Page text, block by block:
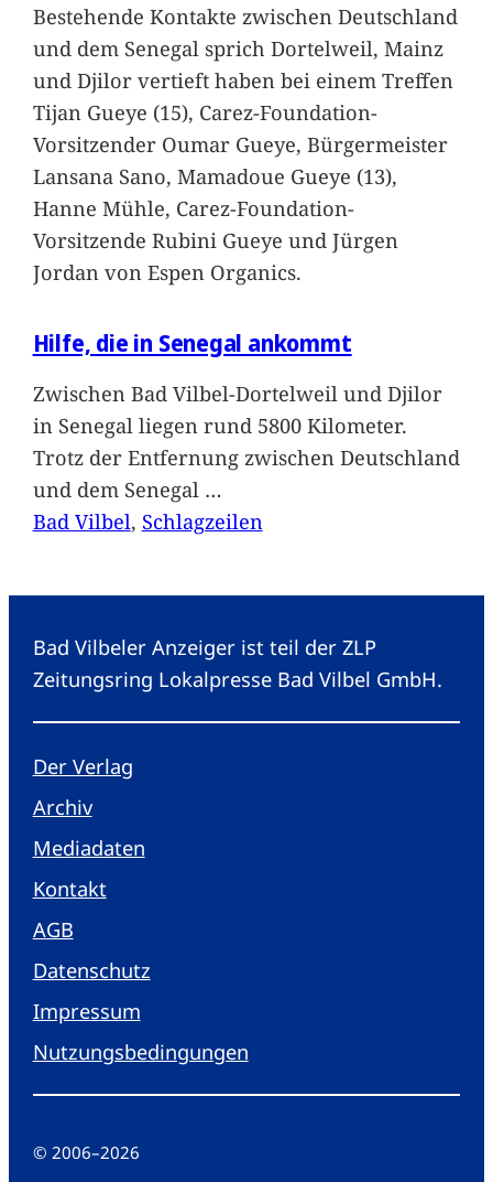
Bestehende Kontakte zwischen Deutschland
und dem Senegal sprich Dortelweil, Mainz
und Djilor vertieft haben bei einem Treffen
Tijan Gueye (15), Carez-Foundation-
Vorsitzender Oumar Gueye, Bürgermeister
Lansana Sano, Mamadoue Gueye (13),
Hanne Mühle, Carez-Foundation-
Vorsitzende Rubini Gueye und Jürgen
Jordan von Espen Organics.
Hilfe, die in Senegal ankommt
Zwischen Bad Vilbel-Dortelweil und Djilor
in Senegal liegen rund 5800 Kilometer.
Trotz der Entfernung zwischen Deutschland
und dem Senegal …
Bad Vilbel, Schlagzeilen
Bad Vilbeler Anzeiger ist teil der ZLP
Zeitungsring Lokalpresse Bad Vilbel GmbH.
Der Verlag
Archiv
Mediadaten
Kontakt
AGB
Datenschutz
Impressum
Nutzungsbedingungen
© 2006–2026